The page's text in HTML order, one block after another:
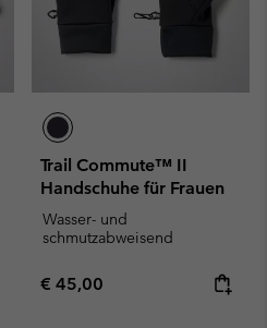
Trail Commute™ II
Handschuhe für Frauen
Wasser- und
schmutzabweisend
Regular price:
€ 45,00